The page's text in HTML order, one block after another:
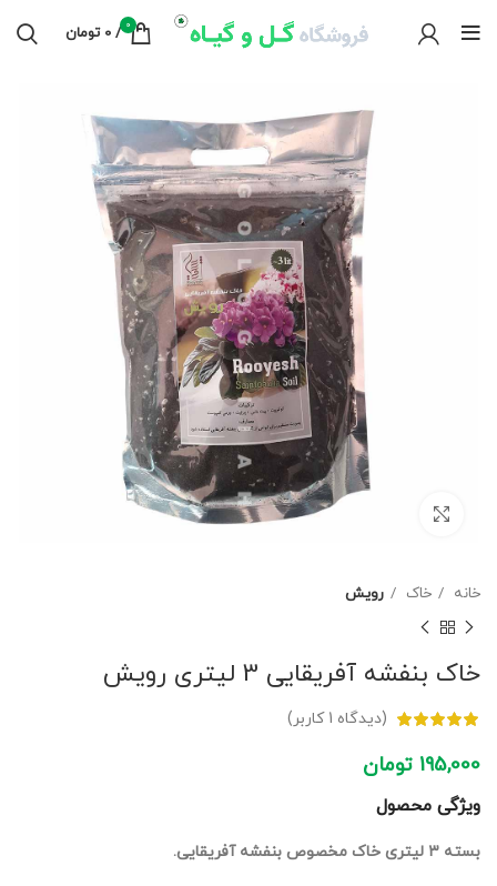
0
/
0 تومان
برای بزرگنمایی کلیک کنید
خانه خاک رویش
خاک بنفشه آفریقایی 3 لیتری رویش
(دیدگاه 1 کاربر)
195,000 تومان
ویژگی محصول
بسته ۳ لیتری خاک مخصوص بنفشه آفریقایی.